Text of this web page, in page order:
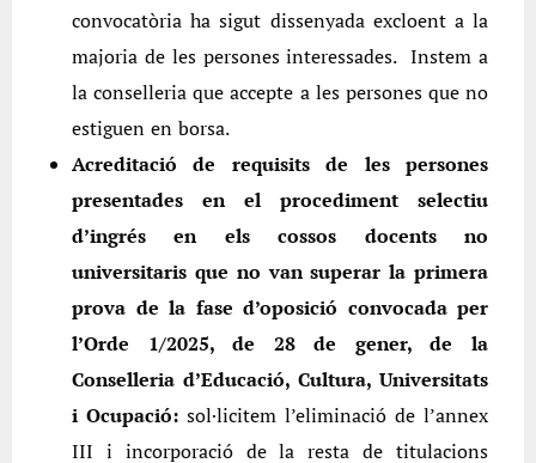
convocatòria ha sigut dissenyada excloent a la
majoria de les persones interessades. Instem a
la conselleria que accepte a les persones que no
estiguen en borsa.
Acreditació de requisits de les persones
presentades en el procediment selectiu
d’ingrés en els cossos docents no
universitaris que no van superar la primera
prova de la fase d’oposició convocada per
l’Orde 1/2025, de 28 de gener, de la
Conselleria d’Educació, Cultura, Universitats
i Ocupació: sol·licitem l’eliminació de l’annex
III i incorporació de la resta de titulacions